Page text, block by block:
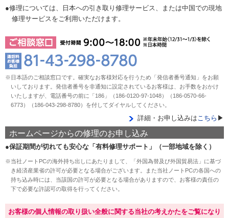
●修理については、日本への引き取り修理サービス、または中国での現地
修理サービスをご利用いただけます。
※日本語のご相談窓口です。確実なお客様対応を行うため「発信者番号通知」をお願
いしております。発信者番号を非通知に設定されているお客様は、お手数をおかけ
いたしますが、電話番号の前に「186」（186-0120-97-1048）（186-0570-66-
6773）（186-043-298-8780）を付してダイヤルしてください。
詳細・お申し込みはこちら ▶
ホームページからの修理のお申し込み
●保証期間が切れても安心な「有料修理サポート」（一部地域を除く）
※当社ノートPCの海外持ち出しにあたりまして、「外国為替及び外国貿易法」に基づ
き経済産業省の許可が必要となる場合がございます。また当社ノートPCの各国への
持ち込み時には、当該国の許可が必要となる場合がありますので、お客様の責任の
下で必要な許認可の取得を行ってください。
お客様の個人情報の取り扱い全般に関する当社の考えかたをご覧になり